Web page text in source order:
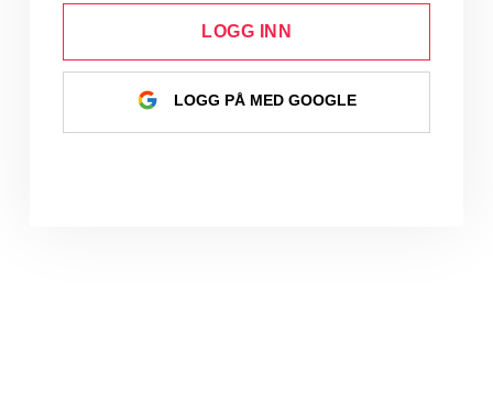
LOGG INN
LOGG PÅ MED GOOGLE